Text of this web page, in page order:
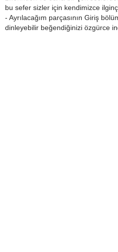
bu sefer sizler için kendimizce
- Ayrılacağım parçasının Giriş
dinleyebilir beğendiğinizi özgürce